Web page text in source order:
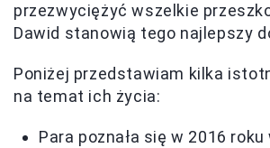
przezwyciężyć wszelkie
Dawid stanowią tego najlepszy
Poniżej przedstawiam kilka
na temat ich życia:
Para poznała się w 2016